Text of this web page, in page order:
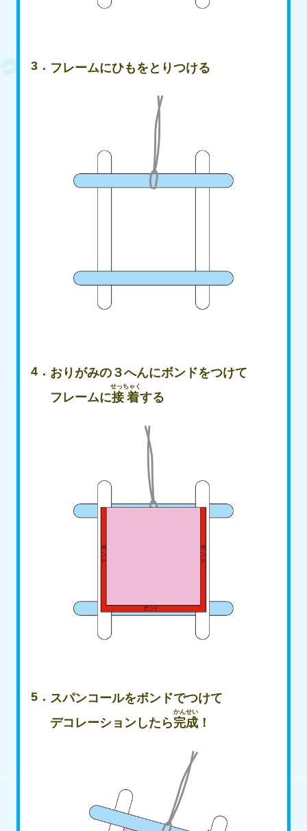
フレームにひもをとりつける
おりがみの３へんにボンドをつけて
フレームに接着
せっちゃく
する
スパンコールをボンドでつけて
デコレーションしたら完成
かんせい
！